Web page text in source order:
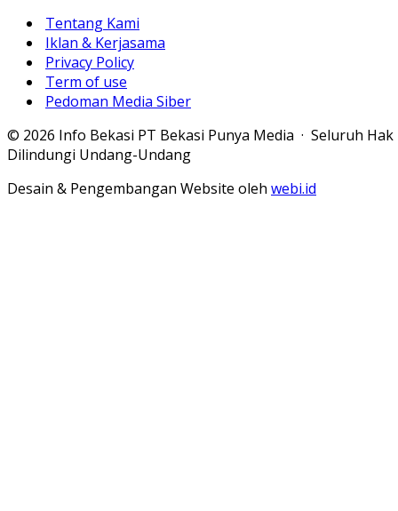
Tentang Kami
Iklan & Kerjasama
Privacy Policy
Term of use
Pedoman Media Siber
© 2026 Info Bekasi PT Bekasi Punya Media · Seluruh Hak
Dilindungi Undang-Undang
Desain & Pengembangan Website oleh webi.id